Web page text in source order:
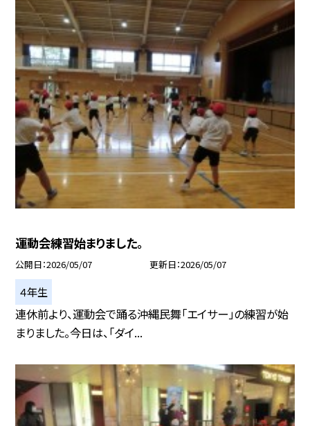
運動会練習始まりました。
公開日 2026/05/07 更新日 2026/05/07
４年生
連休前より、運動会で踊る沖縄民舞「エイサー」の練習が始
まりました。今日は、「ダイ...